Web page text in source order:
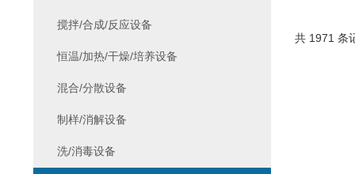
共 1971 条
搅拌/合成/反应设备
恒温/加热/干燥/培养设备
混合/分散设备
制样/消解设备
洗/消毒设备